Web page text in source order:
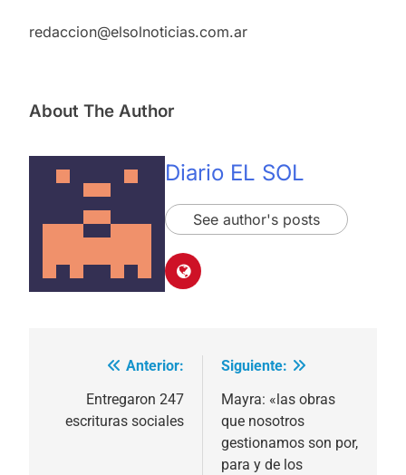
redaccion@elsolnoticias.com.ar
About The Author
Diario EL SOL
See author's posts
Navegación
Anterior:
Entregaron 247
escrituras sociales
Siguiente:
Mayra: «las obras
que nosotros
gestionamos son por,
para y de los